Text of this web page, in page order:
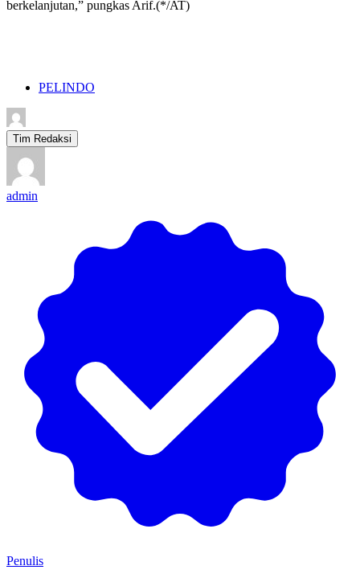
berkelanjutan,” pungkas Arif.(*/AT)
PELINDO
Tim Redaksi
admin
Penulis